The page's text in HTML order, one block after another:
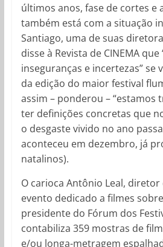
últimos anos, fase de cortes e
também está com a situação
Santiago, uma de suas
disse à Revista de CINEMA que
inseguranças e incertezas” se
da edição do maior festival
assim – ponderou – “estamos
ter definições concretas que
o desgaste vivido no ano
aconteceu em dezembro, já
natalinos).
O carioca Antônio Leal, diretor
evento dedicado a filmes
presidente do Fórum dos
contabiliza 359 mostras de
e/ou longa-metragem